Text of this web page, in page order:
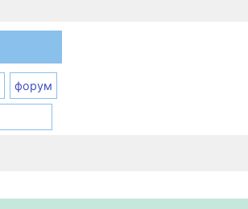
форум